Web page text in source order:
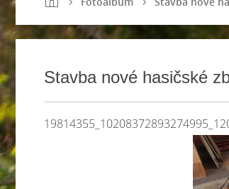
Stavba nové hasičské